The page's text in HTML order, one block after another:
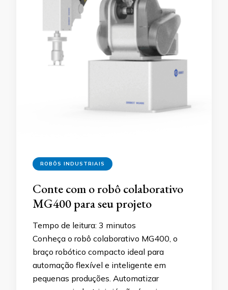
ROBÔS INDUSTRIAIS
Conte com o robô colaborativo
MG400 para seu projeto
Tempo de leitura: 3 minutos
Conheça o robô colaborativo MG400, o
braço robótico compacto ideal para
automação flexível e inteligente em
pequenas produções. Automatizar